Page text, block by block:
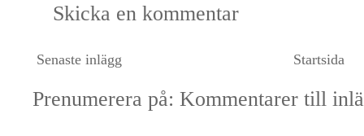
Skicka en kommentar
Senaste inlägg Startsida
Prenumerera på: Kommentarer till